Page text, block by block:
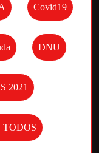
Covid19
DNU
2021
TODOS